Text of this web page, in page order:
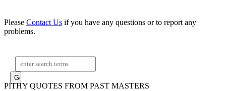
Please Contact Us if you have any questions or to report any
problems.
PITHY QUOTES FROM PAST MASTERS